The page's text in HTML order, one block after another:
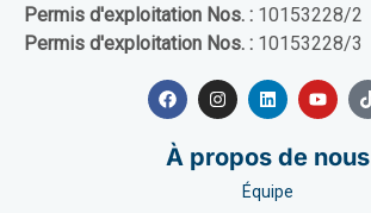
Permis d'exploitation Nos. : 10153228/2
Permis d'exploitation Nos. : 10153228/3
À propos de nous
Équipe